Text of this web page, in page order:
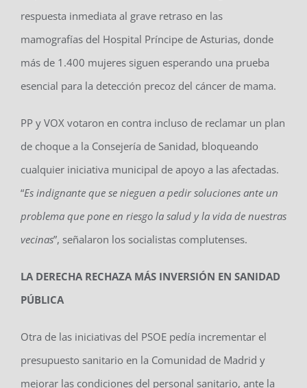
respuesta inmediata al grave retraso en las
mamografías del Hospital Príncipe de Asturias, donde
más de 1.400 mujeres siguen esperando una prueba
esencial para la detección precoz del cáncer de mama.
PP y VOX votaron en contra incluso de reclamar un plan
de choque a la Consejería de Sanidad, bloqueando
cualquier iniciativa municipal de apoyo a las afectadas.
“Es indignante que se nieguen a pedir soluciones ante un
problema que pone en riesgo la salud y la vida de nuestras
vecinas”, señalaron los socialistas complutenses.
LA DERECHA RECHAZA MÁS INVERSIÓN EN SANIDAD
PÚBLICA
Otra de las iniciativas del PSOE pedía incrementar el
presupuesto sanitario en la Comunidad de Madrid y
mejorar las condiciones del personal sanitario, ante la